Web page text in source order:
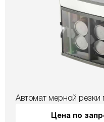
Автомат мерной резки
Цена по